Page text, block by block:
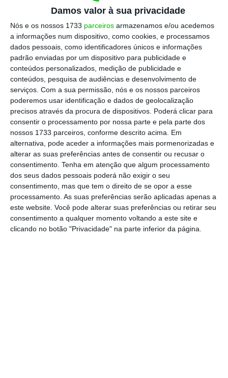
Damos valor à sua privacidade
Nós e os nossos 1733 parceiros armazenamos e/ou acedemos
a informações num dispositivo, como cookies, e processamos
dados pessoais, como identificadores únicos e informações
padrão enviadas por um dispositivo para publicidade e
conteúdos personalizados, medição de publicidade e
conteúdos, pesquisa de audiências e desenvolvimento de
serviços. Com a sua permissão, nós e os nossos parceiros
poderemos usar identificação e dados de geolocalização
precisos através da procura de dispositivos. Poderá clicar para
consentir o processamento por nossa parte e pela parte dos
nossos 1733 parceiros, conforme descrito acima. Em
alternativa, pode aceder a informações mais pormenorizadas e
alterar as suas preferências antes de consentir ou recusar o
consentimento. Tenha em atenção que algum processamento
dos seus dados pessoais poderá não exigir o seu
consentimento, mas que tem o direito de se opor a esse
processamento. As suas preferências serão aplicadas apenas a
este website. Você pode alterar suas preferências ou retirar seu
consentimento a qualquer momento voltando a este site e
clicando no botão "Privacidade" na parte inferior da página.
conflitualidade com Bruxelas. Havia duas razões
extrema-esquerda que sustentam o governo;
segundo, procurar ganhar margem orçamental,
face às regras Europeias, para que a “compra” de
votos de determinadas franjas do eleitorado fosse
mais rápida. Para isso, havia que flexibilizar a
margem orçamental. Os interesses partidários e
de sobrevivência do líder e da clique que o rodeia,
sempre à frente dos superiores interesses da
Nação.
As regras orçamentais europeias não se limitam a
um défice abaixo dos 3% do PIB e uma dívida
pública abaixo dos 60%. Elas impõem, desde 2005,
mas com maior ênfase, com o Tratado
Orçamental, o atingir de um Objetivo de Médio